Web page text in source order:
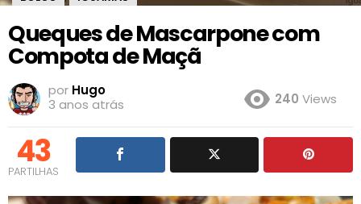
Queques de Mascarpone com
Compota de Maçã
por Hugo
3 anos atrás
240 Views
43
PARTILHAS